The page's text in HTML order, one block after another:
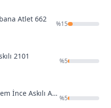
Atlet 662
%15
2101
%5
İmer 1237 Modal Süprem İnce Askılı Atlet
%5